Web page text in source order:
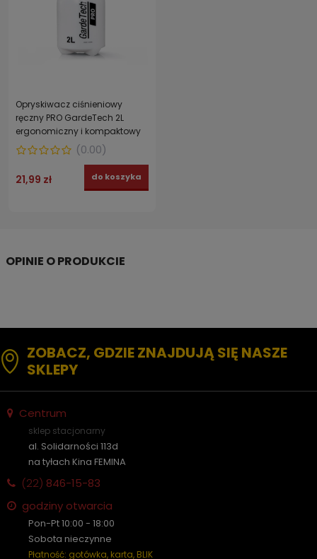
Opryskiwacz ciśnieniowy
ręczny PRO GardeTech 2L
ergonomiczny i kompaktowy
(0.00)
21,99 zł do koszyka
ZOBACZ, GDZIE ZNAJDUJĄ SIĘ NASZE
SKLEPY
Centrum
sklep stacjonarny
al. Solidarności 113d
na tyłach Kina FEMINA
(22) 846-15-83
godziny otwarcia
Pon-Pt 10:00 - 18:00
Sobota nieczynne
Płatność: gotówka, karta, BLIK